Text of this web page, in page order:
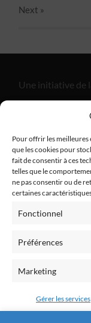
Pour offrir les meilleures
que les cookies pour
fait de consentir à ces
telles que le
ne pas consentir ou de
certaines
Fonctionnel
Préférences
Marketing
Gérer les services
Next »
Une initiative de
catholiques
dans notre pays
pratique
Fédération Pro
28170 St
Tél.: 0810 310 025